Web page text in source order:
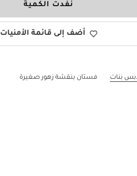
نفدت الكمية
أضف إلى قائمة الأمنيات
بنات فستان بنقشة زهور صغيرة